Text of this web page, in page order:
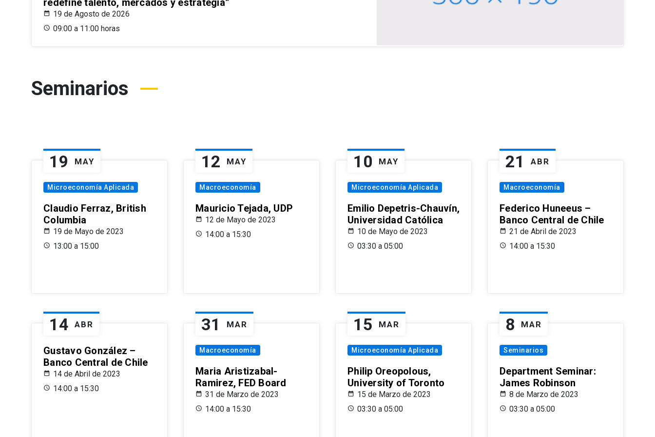
redefine talento, mercados y estrategia”
19 de Agosto de 2026
09:00 a 11:00 horas
Seminarios
19 MAY
Microeconomía Aplicada
Claudio Ferraz, British
Columbia
19 de Mayo de 2023
13:00 a 15:00
12 MAY
Macroeconomía
Mauricio Tejada, UDP
12 de Mayo de 2023
14:00 a 15:30
10 MAY
Microeconomía Aplicada
Emilio Depetris-Chauvín,
Universidad Católica
10 de Mayo de 2023
03:30 a 05:00
21 ABR
Macroeconomía
Federico Huneeus –
Banco Central de Chile
21 de Abril de 2023
14:00 a 15:30
14 ABR
Gustavo González –
Banco Central de Chile
14 de Abril de 2023
14:00 a 15:30
31 MAR
Macroeconomía
Maria Aristizabal-
Ramirez, FED Board
31 de Marzo de 2023
14:00 a 15:30
15 MAR
Microeconomía Aplicada
Philip Oreopolous,
University of Toronto
15 de Marzo de 2023
03:30 a 05:00
8 MAR
Seminarios
Department Seminar:
James Robinson
8 de Marzo de 2023
03:30 a 05:00